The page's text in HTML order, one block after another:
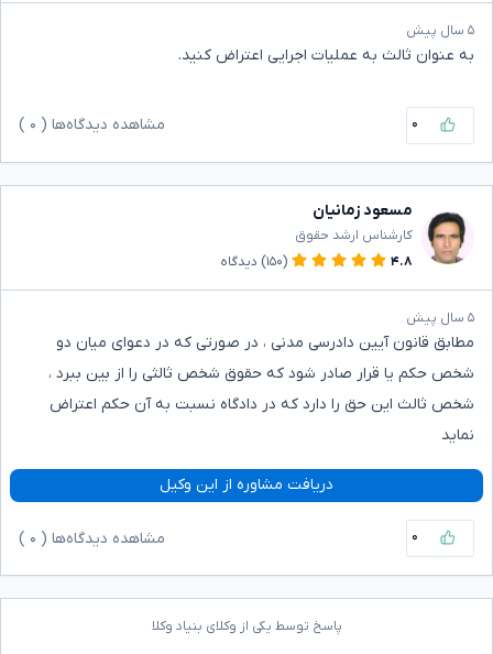
۵ سال پیش
به عنوان ثالث به عملیات اجرایی اعتراض کنید.
۰ مشاهده دیدگاه‌ها ( ۰
مسعود زمانیان
کارشناس ارشد حقوق
۴.۸
(۱۵۰) دیدگاه
۵ سال پیش
مطابق قانون آیین دادرسی مدنی ، در صورتی که در دعوای میان دو
شخص حکم یا قرار صادر شود که حقوق شخص ثالثی را از بین ببرد ،
شخص ثالث این حق را دارد که در دادگاه نسبت به آن حکم اعتراض
نماید
دریافت مشاوره از این وکیل
۰ مشاهده دیدگاه‌ها ( ۰
پاسخ توسط یکی از وکلای بنیاد وکلا